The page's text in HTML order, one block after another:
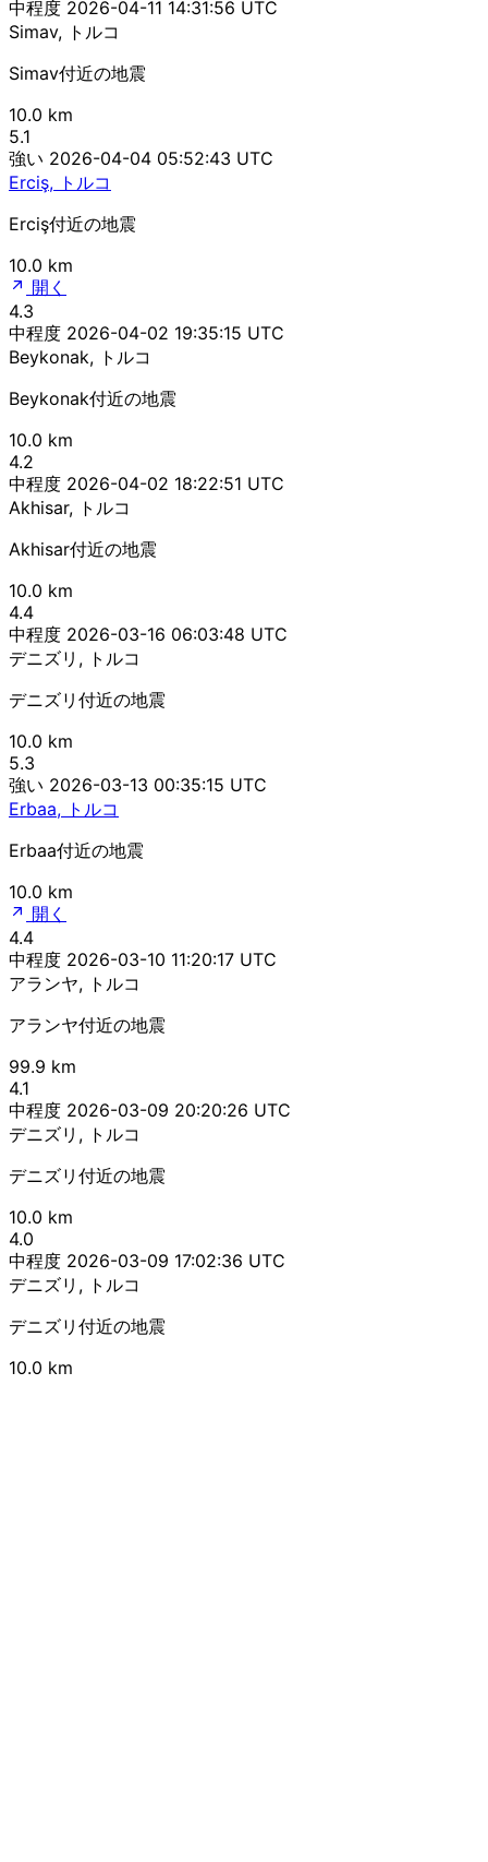
中程度 2026-04-11 14:31:56 UTC
Simav, トルコ
Simav付近の地震
10.0 km
5.1
強い 2026-04-04 05:52:43 UTC
Erciş, トルコ
Erciş付近の地震
10.0 km
開く
4.3
中程度 2026-04-02 19:35:15 UTC
Beykonak, トルコ
Beykonak付近の地震
10.0 km
4.2
中程度 2026-04-02 18:22:51 UTC
Akhisar, トルコ
Akhisar付近の地震
10.0 km
4.4
中程度 2026-03-16 06:03:48 UTC
デニズリ, トルコ
デニズリ付近の地震
10.0 km
5.3
強い 2026-03-13 00:35:15 UTC
Erbaa, トルコ
Erbaa付近の地震
10.0 km
開く
4.4
中程度 2026-03-10 11:20:17 UTC
アランヤ, トルコ
アランヤ付近の地震
99.9 km
4.1
中程度 2026-03-09 20:20:26 UTC
デニズリ, トルコ
デニズリ付近の地震
10.0 km
4.0
中程度 2026-03-09 17:02:36 UTC
デニズリ, トルコ
デニズリ付近の地震
10.0 km